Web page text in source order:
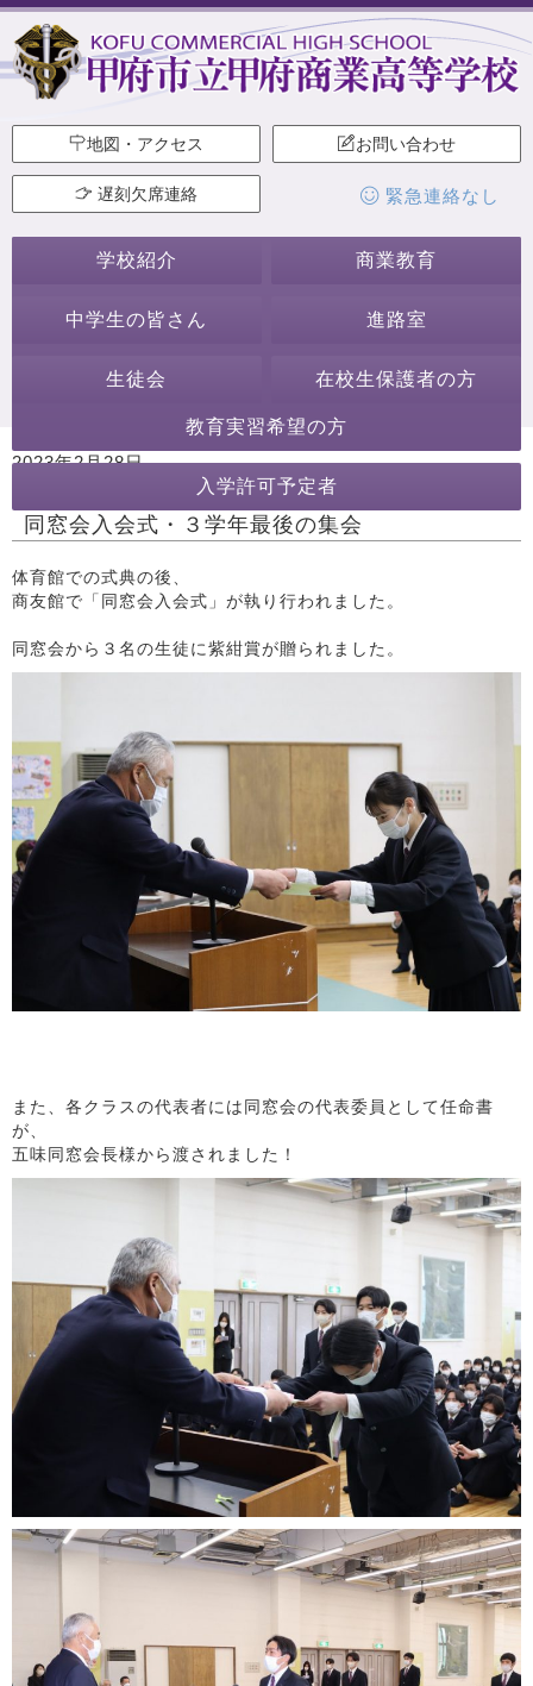
地図・アクセス お問い合わせ
遅刻欠席連絡 緊急連絡なし
学校紹介 商業教育
中学生の皆さん 進路室
生徒会 在校生保護者の方
教育実習希望の方
入学許可予定者
2023年2月28日
行事・活動 同窓会 その他の行事・活動
同窓会入会式・３学年最後の集会
体育館での式典の後、
商友館で「同窓会入会式」が執り行われました。
同窓会から３名の生徒に紫紺賞が贈られました。
また、各クラスの代表者には同窓会の代表委員として任命書
が、
五味同窓会長様から渡されました！